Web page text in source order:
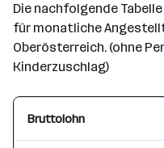
Die nachfolgende
für monatliche
Oberösterreich. (ohne
Kinderzuschlag)
Bruttolohn